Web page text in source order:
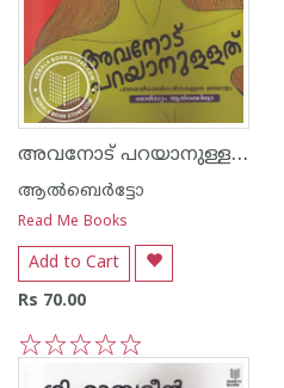
അവനോട് പറയാനുള്ളത് - പലമൊഴിപ്പെൺകവിതകളുടെ മലയാളം
ആൽബെർട്ടോ
Read Me Books
Add to Cart
Rs 70.00